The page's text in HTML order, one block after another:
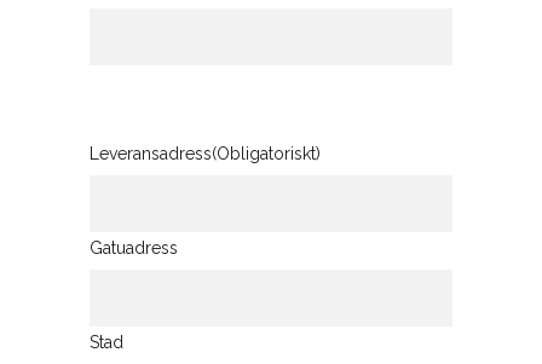
Leveransadress(Obligatoriskt)
Gatuadress
Stad